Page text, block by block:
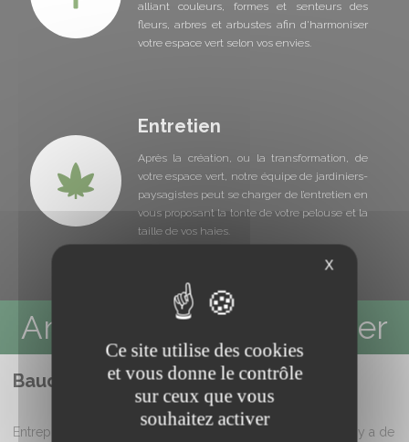
alliant couleurs, formes et senteurs des
fleurs, arbres et arbustes afin d'harmoniser
votre espace vert selon vos envies.
Entretien
Après la création, ou la transformation, de
votre espace vert, notre équipe de jardiniers-
paysagistes peut se charger de l’entretien en
vous proposant la tonte de votre pelouse et la
taille de vos haies.
Aménagement paysager
Bauduin Paysage
Entreprise familiale dynamique, nous aimons offrir ce qu'il y a de
X
Ce site utilise des cookies
et vous donne le contrôle
sur ceux que vous
souhaitez activer